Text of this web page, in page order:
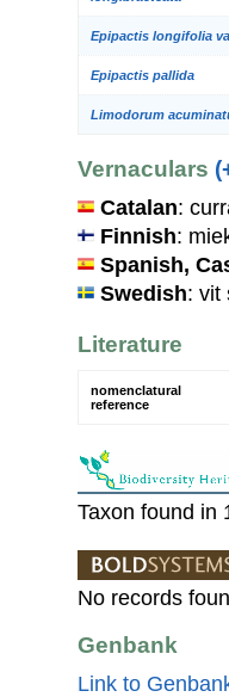
Epipactis longifolia
Epipactis pallida
Limodorum
Vernaculars
Catalan:
Finnish:
Spanish,
Swedish: vit
Literature
nomenclatural
reference
Taxon found in
No records
Genbank
Link to